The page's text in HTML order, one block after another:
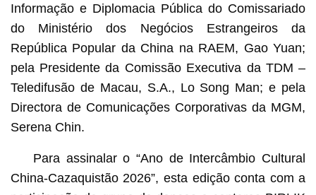
Informação e Diplomacia Pública do Comissariado
do Ministério dos Negócios Estrangeiros da
República Popular da China na RAEM, Gao Yuan;
pela Presidente da Comissão Executiva da TDM –
Teledifusão de Macau, S.A., Lo Song Man; e pela
Directora de Comunicações Corporativas da MGM,
Serena Chin.
Para assinalar o “Ano de Intercâmbio Cultural
China-Cazaquistão 2026”, esta edição conta com a